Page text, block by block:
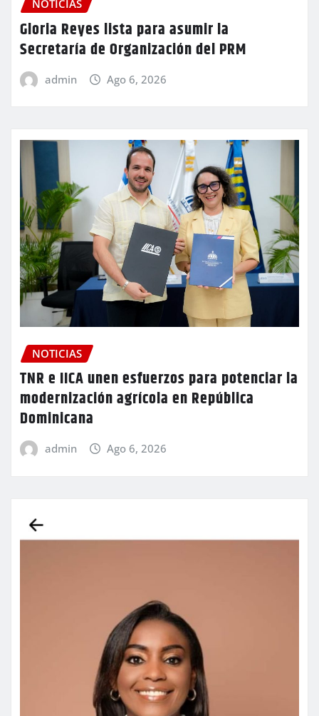
NOTICIAS
Gloria Reyes lista para asumir la
Secretaría de Organización del PRM
admin Ago 6, 2026
NOTICIAS
TNR e IICA unen esfuerzos para potenciar la
modernización agrícola en República
Dominicana
admin Ago 6, 2026